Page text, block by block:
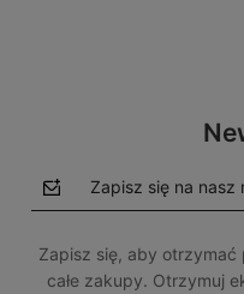
Zapisz się, aby
całe zakupy. Otrzymuj
Zapisz się na nasz